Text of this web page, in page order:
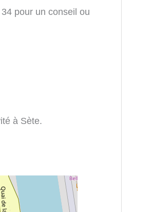
pour un conseil ou
à Sète.